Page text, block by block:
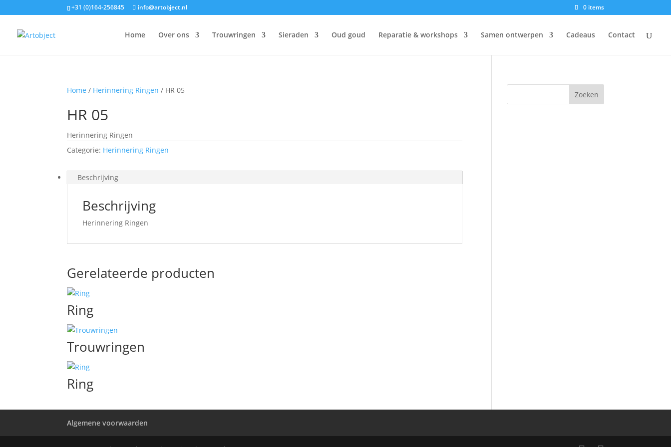
+31 (0)164-256845 info@artobject.nl 0 items
Home Over ons Trouwringen Sieraden Oud goud Reparatie & workshops Samen ontwerpen Cadeaus Contact
Home / Herinnering Ringen / HR 05
HR 05
Herinnering Ringen
Categorie: Herinnering Ringen
Beschrijving
Beschrijving
Herinnering Ringen
Gerelateerde producten
Ring
Trouwringen
Ring
Algemene voorwaarden